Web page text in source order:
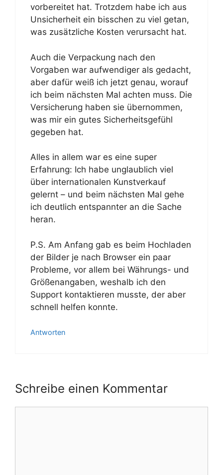
vorbereitet hat. Trotzdem habe ich aus
Unsicherheit ein bisschen zu viel getan,
was zusätzliche Kosten verursacht hat.
Auch die Verpackung nach den
Vorgaben war aufwendiger als gedacht,
aber dafür weiß ich jetzt genau, worauf
ich beim nächsten Mal achten muss. Die
Versicherung haben sie übernommen,
was mir ein gutes Sicherheitsgefühl
gegeben hat.
Alles in allem war es eine super
Erfahrung: Ich habe unglaublich viel
über internationalen Kunstverkauf
gelernt – und beim nächsten Mal gehe
ich deutlich entspannter an die Sache
heran.
P.S. Am Anfang gab es beim Hochladen
der Bilder je nach Browser ein paar
Probleme, vor allem bei Währungs- und
Größenangaben, weshalb ich den
Support kontaktieren musste, der aber
schnell helfen konnte.
Antworten
Schreibe einen Kommentar